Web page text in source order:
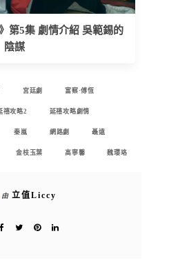
第5集 劇情介紹 吳範錫的
陰謀
宮廷劇 富察·傅恆
禧攻略2 延禧攻略劇情
秦嵐 網路劇 聶遠
金枝玉葉 高寧馨 魏瓔珞
由 立值Liccy